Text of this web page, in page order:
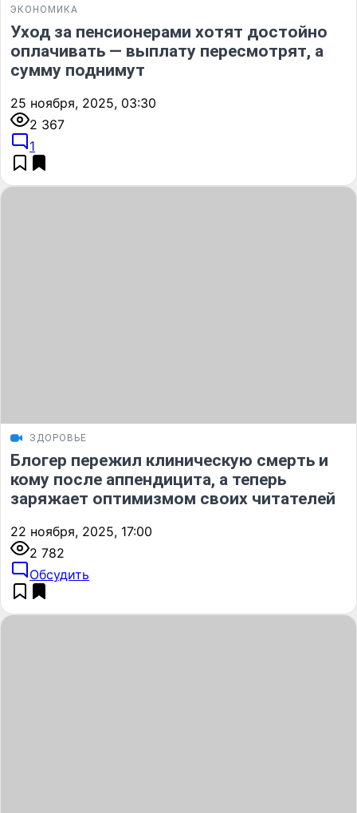
ЭКОНОМИКА
Уход за пенсионерами хотят достойно
оплачивать — выплату пересмотрят, а
сумму поднимут
25 ноября, 2025, 03:30
2 367
1
ЗДОРОВЬЕ
Блогер пережил клиническую смерть и
кому после аппендицита, а теперь
заряжает оптимизмом своих читателей
22 ноября, 2025, 17:00
2 782
Обсудить